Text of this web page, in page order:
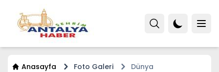
Anasayfa Foto Galeri Dünya